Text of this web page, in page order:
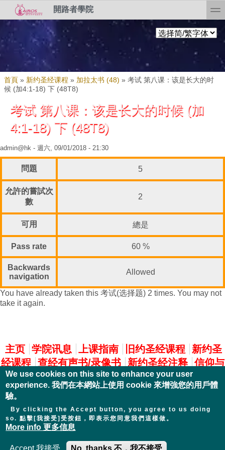
移至主內容
Skip to search
開路者學院
您在這裡
首頁 » 新约圣经课程 » 加拉太书 (48) »考试 第八课：该是长大的时
候 (加4:1-18) 下 (48T8)
考试 第八课：该是长大的时候 (加
4:1-18) 下 (48T8)
admin@hk - 週六, 09/01/2018 - 21:30
問題 5
允許的嘗試次
數
2
可用 總是
Pass rate 60 %
Backwards
navigation
Allowed
You have already taken this 考试(选择题) 2 times. You may not
take it again.
主選單
主页 学院讯息 上课指南 旧约圣经课程
新约圣
经课程
查经有声书/录像书 新约圣经注释 信仰与
实践
We use cookies on this site to enhance your user
experience. 我們在本網站上使用 cookie 來增強您的用戶體
驗。
By clicking the Accept button, you agree to us doing
so. 點擊[我接受]受按鈕，即表示您同意我們這樣做。
More info 更多信息
Accept 我接受 No, thanks 不，我不接受